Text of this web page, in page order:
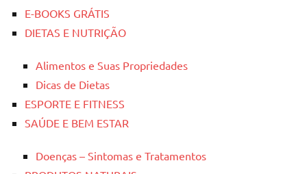
E-BOOKS GRÁTIS
DIETAS E NUTRIÇÃO
Alimentos e Suas Propriedades
Dicas de Dietas
ESPORTE E FITNESS
SAÚDE E BEM ESTAR
Doenças – Sintomas e Tratamentos